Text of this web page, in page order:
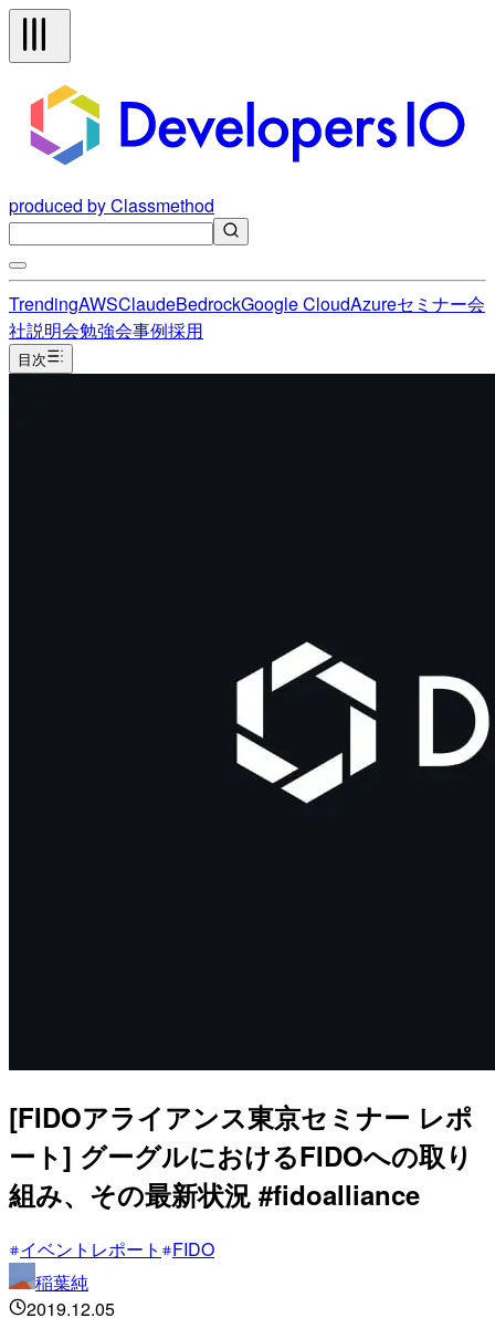
produced by Classmethod
TrendingAWSClaudeBedrockGoogle CloudAzureセミナー会
社説明会勉強会事例採用
目次
[FIDOアライアンス東京セミナー レポ
ート] グーグルにおけるFIDOへの取り
組み、その最新状況 #fidoalliance
イベントレポート
FIDO
稲葉純
2019.12.05